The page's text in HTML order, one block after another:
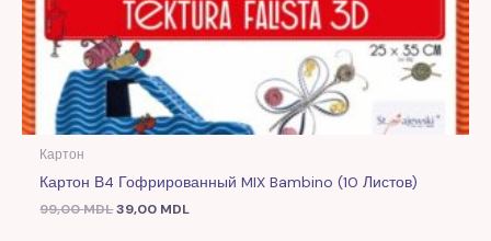
Картон
Картон В4 Гофрированный MIX Bambino (10 Листов)
99,00MDL39,00 MDL